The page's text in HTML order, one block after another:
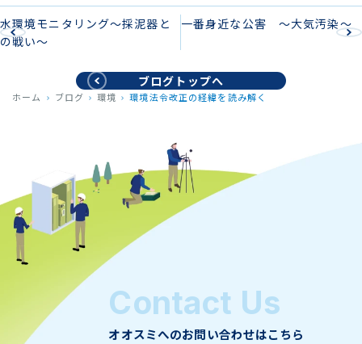
水環境モニタリング～採泥器と
の戦い～
一番身近な公害 ～大気汚染～
ブログトップへ
ホーム ブログ 環境 環境法令改正の経緯を読み解く
Contact Us
オオスミへのお問い合わせはこちら